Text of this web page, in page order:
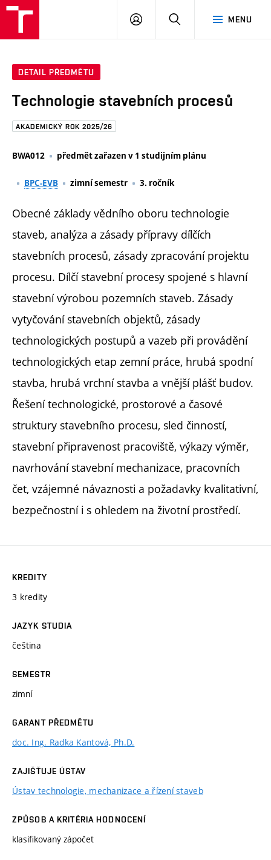
Brno
MENU
PŘIHLÁSIT
DETAIL PŘEDMĚTU
Technologie stavebních procesů
AKADEMICKÝ ROK 2025/26
BWA012 předmět zařazen v 1 studijním plánu
BPC-EVB zimní semestr 3. ročník
Obecné základy vědního oboru technologie
staveb, analýza a zásady přípravy dílčích
stavebních procesů, zásady zpracování projektu
procesu. Dílčí stavební procesy spojené s hlavní
stavební výrobou pozemních staveb. Zásady
vytyčování stavebních objektů, zásady
technologických postupů a vazeb při provádění
technologických etap zemní práce, hrubá spodní
stavba, hrubá vrchní stavba a vnější plášť budov.
Řešení technologické, prostorové a časové
struktury stavebního procesu, sled činností,
stavební připravenost pracoviště, výkazy výměr,
navrhování stavební mechanizace, pracovních
čet, vzájemné návaznosti a požadavky kvalitativní,
bezpečnostní i s ohledem na životní prostředí.
KREDITY
3 kredity
JAZYK STUDIA
čeština
SEMESTR
zimní
GARANT PŘEDMĚTU
doc. Ing. Radka Kantová, Ph.D.
ZAJIŠŤUJE ÚSTAV
Ústav technologie, mechanizace a řízení staveb
ZPŮSOB A KRITÉRIA HODNOCENÍ
klasifikovaný zápočet